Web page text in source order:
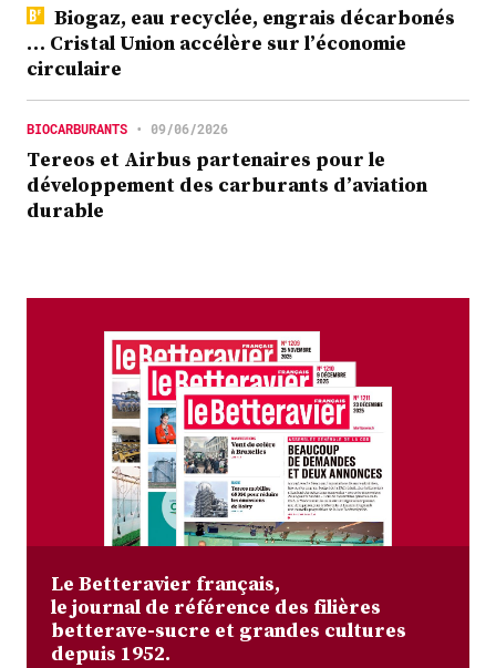
Biogaz, eau recyclée, engrais décarbonés
… Cristal Union accélère sur l’économie
circulaire
BIOCARBURANTS • 09/06/2026
Tereos et Airbus partenaires pour le
développement des carburants d’aviation
durable
Le Betteravier français,
le journal de référence des filières
betterave-sucre et grandes cultures
depuis 1952.